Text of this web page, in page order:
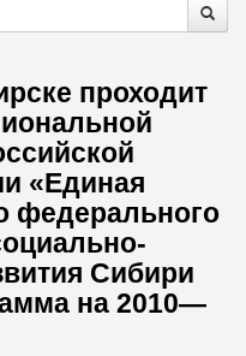
проходит
«Единая
федерального
Сибири
на 2010—